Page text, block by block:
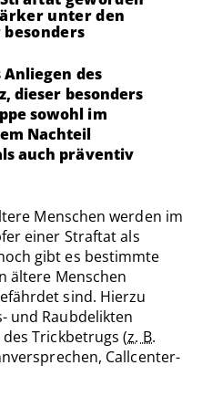
unter den
besonders
des
dieser besonders
sowohl im
Nachteil
auch präventiv
Menschen werden im
einer Straftat als
gibt es bestimmte
ältere Menschen
sind. Hierzu
und Raubdelikten
Trickbetrugs (z. B.
Callcenter-